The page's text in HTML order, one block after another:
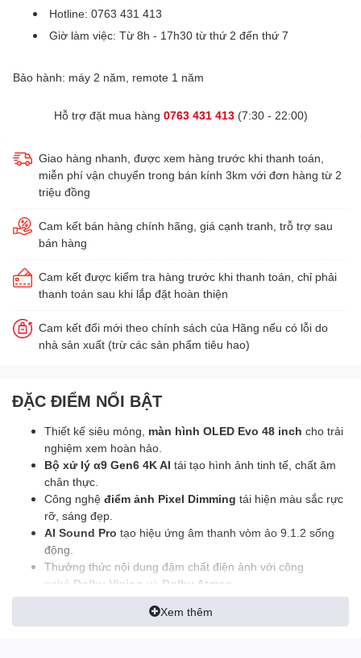
Hotline: 0763 431 413
Giờ làm việc: Từ 8h - 17h30 từ thứ 2 đến thứ 7
Bảo hành: máy 2 năm, remote 1 năm
Hỗ trợ đặt mua hàng 0763 431 413(7:30 - 22:00)
Giao hàng nhanh, được xem hàng trước khi thanh toán,
miễn phí vận chuyển trong bán kính 3km với đơn hàng từ 2
triệu đồng
Cam kết bán hàng chính hãng, giá cạnh tranh, trỗ trợ sau
bán hàng
Cam kết được kiểm tra hàng trước khi thanh toán, chỉ phải
thanh toán sau khi lắp đặt hoàn thiện
Cam kết đổi mới theo chính sách của Hãng nếu có lỗi do
nhà sản xuất (trừ các sản phẩm tiêu hao)
ĐẶC ĐIỂM NỔI BẬT
Thiết kế siêu mỏng, màn hình OLED Evo 48 inch cho trải
nghiệm xem hoàn hảo.
Bộ xử lý α9 Gen6 4K AI​ tái tạo hình ảnh tinh tế, chất âm
chân thực.
Công nghệ điểm ảnh Pixel Dimming tái hiện màu sắc rực
rỡ, sáng đẹp.
AI Sound Pro tạo hiệu ứng âm thanh vòm ảo 9.1.2 sống
động.
Thưởng thức nội dung đậm chất điện ảnh với công
nghệ Dolby Vision và Dolby Atmos
Hệ điều hànhwebOS 23dễ thao tác, trải nghiệm phong
Xem thêm